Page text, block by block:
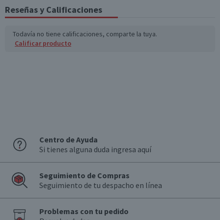
Reseñas y Calificaciones
Todavía no tiene calificaciones, comparte la tuya.
Calificar producto
Centro de Ayuda
Si tienes alguna duda ingresa aquí
Seguimiento de Compras
Seguimiento de tu despacho en línea
Problemas con tu pedido